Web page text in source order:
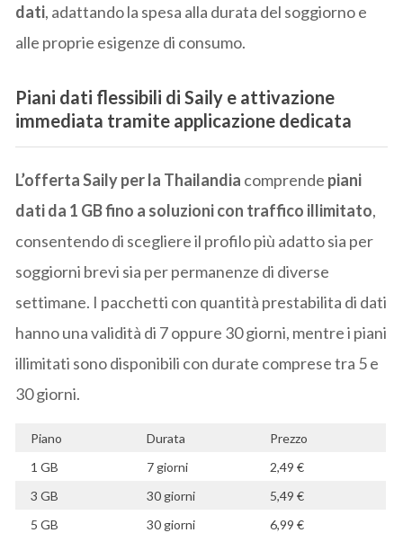
dati, adattando la spesa alla durata del soggiorno e
alle proprie esigenze di consumo.
Piani dati flessibili di Saily e attivazione
immediata tramite applicazione dedicata
L’offerta Saily per la Thailandia comprende piani
dati da 1 GB fino a soluzioni con traffico illimitato,
consentendo di scegliere il profilo più adatto sia per
soggiorni brevi sia per permanenze di diverse
settimane. I pacchetti con quantità prestabilita di dati
hanno una validità di 7 oppure 30 giorni, mentre i piani
illimitati sono disponibili con durate comprese tra 5 e
30 giorni.
Piano Durata
Prezzo
1 GB
7 giorni
2,49 €
3 GB
30 giorni
5,49 €
5 GB
30 giorni
6,99 €